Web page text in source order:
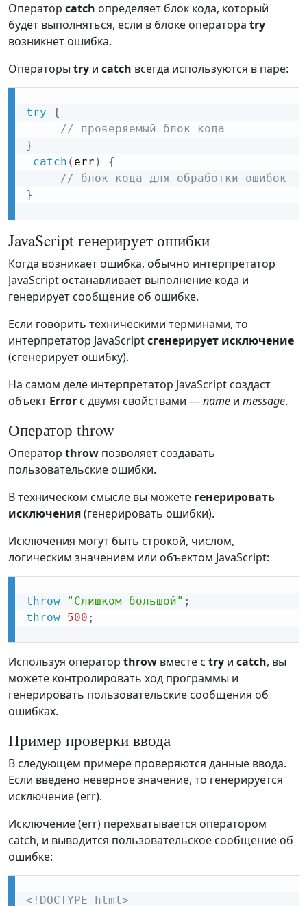
Оператор catch определяет блок кода, который
будет выполняться, если в блоке оператора try
возникнет ошибка.
Операторы try и catch всегда используются в паре:
try
{
// проверяемый блок кода
}
catch ( err )
{
// блок кода для обработки ошибок
}
JavaScript генерирует ошибки
Когда возникает ошибка, обычно интерпретатор
JavaScript останавливает выполнение кода и
генерирует сообщение об ошибке.
Если говорить техническими терминами, то
интерпретатор JavaScriptсгенерирует исключение
(сгенерирует ошибку).
На самом деле интерпретатор JavaScript создаст
объект Error с двумя свойствами —name и message.
Оператор throw
Оператор throw позволяет создавать
пользовательские ошибки.
В техническом смысле вы можете генерировать
исключения(генерировать ошибки).
Исключения могут быть строкой, числом,
логическим значением или объектом JavaScript:
throw "Слишком большой" ;
throw 500 ;
Используя оператор throw вместе с try и catch, вы
можете контролировать ход программы и
генерировать пользовательские сообщения об
ошибках.
Пример проверки ввода
В следующем примере проверяются данные ввода.
Если введено неверное значение, то генерируется
исключение (err).
Исключение (err) перехватывается оператором
catch, и выводится пользовательское сообщение об
ошибке:
<!DOCTYPE html>